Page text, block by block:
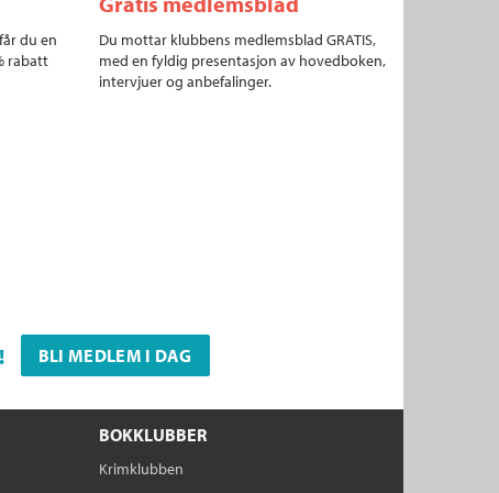
du en
rabatt
Du mottar klubbens medlemsblad GRATIS,
med en fyldig presentasjon av hovedboken,
intervjuer og anbefalinger.
BLI MEDLEM I DAG
BOKKLUBBER
Krimklubben